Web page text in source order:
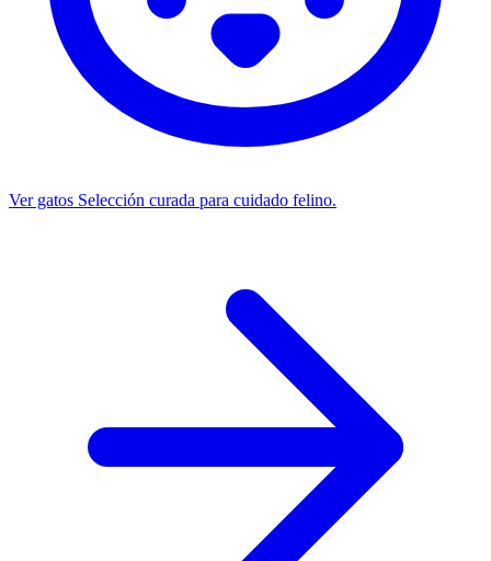
Ver gatos Selección curada para cuidado felino.